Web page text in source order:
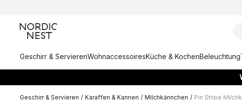
Geschirr & ServierenWohnaccessoiresKüche & KochenBeleuchtung
Geschirr & Servieren / Karaffen & Kannen / Milchkännchen / Pin Stripe